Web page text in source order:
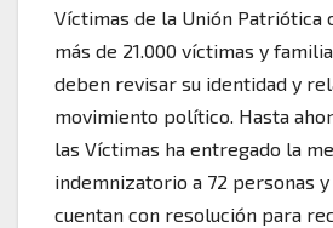
Víctimas de la Unión Patriótica
más de 21.000 víctimas y
deben revisar su identidad y
movimiento político. Hasta
las Víctimas ha entregado la
indemnizatorio a 72 personas
cuentan con resolución para